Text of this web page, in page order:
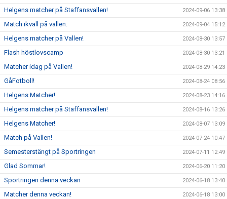
Helgens matcher på Staffansvallen! 2024-09-06 13:38
Match ikväll på vallen. 2024-09-04 15:12
Helgens matcher på Vallen! 2024-08-30 13:57
Flash höstlovscamp 2024-08-30 13:21
Matcher idag på Vallen! 2024-08-29 14:23
GåFotboll! 2024-08-24 08:56
Helgens Matcher! 2024-08-23 14:16
Helgens matcher på Staffansvallen! 2024-08-16 13:26
Helgens Matcher! 2024-08-07 13:09
Match på Vallen! 2024-07-24 10:47
Semesterstängt på Sportringen 2024-07-11 12:49
Glad Sommar! 2024-06-20 11:20
Sportringen denna veckan 2024-06-18 13:40
Matcher denna veckan! 2024-06-18 13:00